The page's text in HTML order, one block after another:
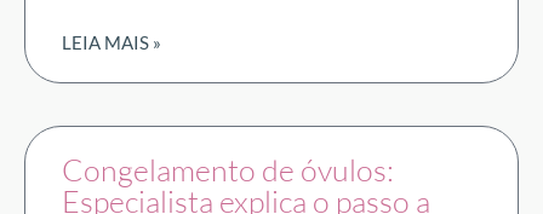
LEIA MAIS »
Congelamento de óvulos:
Especialista explica o passo a